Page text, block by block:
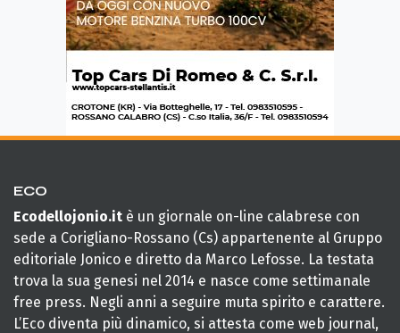
ECO
Ecodellojonio.it è un giornale on-line calabrese con
sede a Corigliano-Rossano (Cs) appartenente al Gruppo
editoriale Jonico e diretto da Marco Lefosse. La testata
trova la sua genesi nel 2014 e nasce come settimanale
free press. Negli anni a seguire muta spirito e carattere.
L’Eco diventa più dinamico, si attesta come web journal,